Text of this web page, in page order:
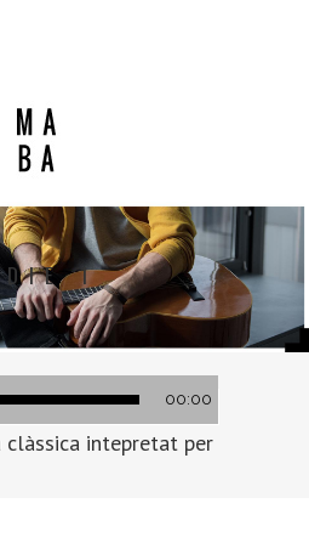
1
00:00
clàssica intepretat per